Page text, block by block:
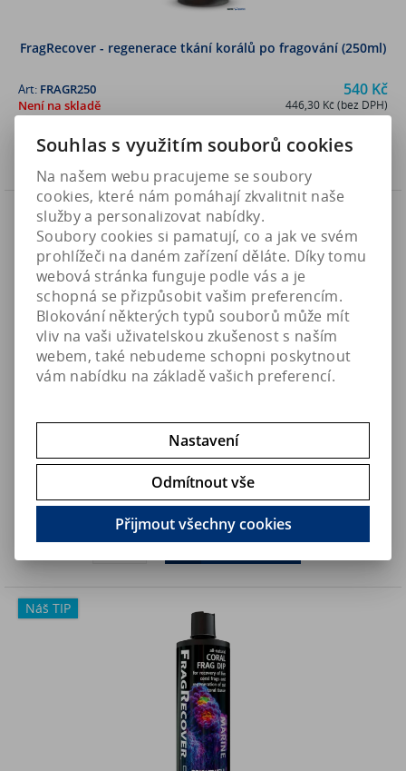
FragRecover - regenerace tkání korálů po fragování (250ml)
540 Kč
446,30 Kč (bez DPH)
Art: FRAGR250
Není na skladě
Koupit
Náš TIP
Reef Rx - proti korálovým infekcím, 4g
462,90 Kč (bez DPH)
Skladem
Koupit
Náš TIP
Souhlas s využitím souborů cookies
Na našem webu pracujeme se soubory
cookies, které nám pomáhají zkvalitnit naše
služby a personalizovat nabídky.
Soubory cookies si pamatují, co a jak ve svém
prohlížeči na daném zařízení děláte. Díky tomu
webová stránka funguje podle vás a je
schopná se přizpůsobit vašim preferencím.
Blokování některých typů souborů může mít
vliv na vaši uživatelskou zkušenost s naším
webem, také nebudeme schopni poskytnout
vám nabídku na základě vašich preferencí.
Nastavení
Odmítnout vše
Přijmout všechny cookies